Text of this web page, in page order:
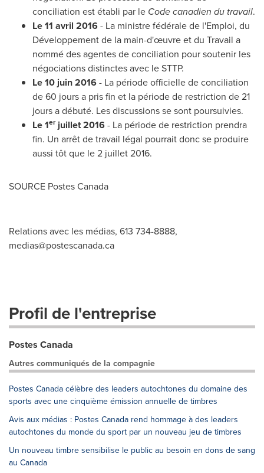
conciliation est établi par le Code canadien du travail.
Le 11 avril 2016- La ministre fédérale de l'Emploi, du
Développement de la main-d'œuvre et du Travail a
nommé des agentes de conciliation pour soutenir les
négociations distinctes avec le STTP.
Le 10 juin 2016- La période officielle de conciliation
de 60 jours a pris fin et la période de restriction de 21
jours a débuté. Les discussions se sont poursuivies.
Le 1erjuillet 2016- La période de restriction prendra
fin. Un arrêt de travail légal pourrait donc se produire
aussi tôt que le 2 juillet 2016.
SOURCE Postes Canada
Relations avec les médias, 613 734-8888,
medias@postescanada.ca
Profil de l'entreprise
Postes Canada
Autres communiqués de la compagnie
Postes Canada célèbre des leaders autochtones du domaine des
sports avec une cinquième émission annuelle de timbres
Avis aux médias : Postes Canada rend hommage à des leaders
autochtones du monde du sport par un nouveau jeu de timbres
Un nouveau timbre sensibilise le public au besoin en dons de sang
au Canada